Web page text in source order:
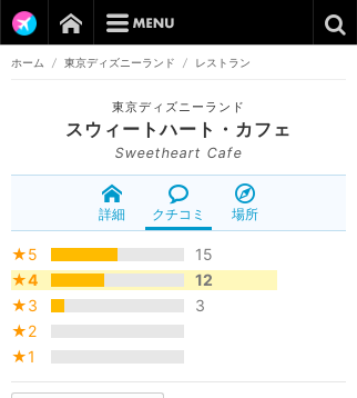
ホーム / 東京ディズニーランド / レストラン
東京ディズニーランド
スウィートハート・カフェ
Sweetheart Cafe
詳細 クチコミ 場所
★5
15
★4
12
★3
3
★2
★1